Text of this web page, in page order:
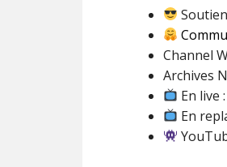
Channel
Archives
En live :
En